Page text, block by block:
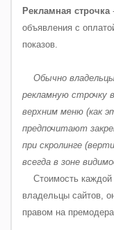
Рекламная строчка
объявления с
показов.
Обычно
рекламную строчку
верхним меню (как
предпочитают
при скролинге
всегда в зоне
Стоимость каждой
владельцы сайтов,
правом на